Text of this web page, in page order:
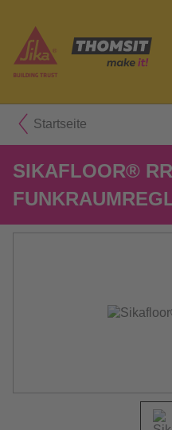
Startseite
SIKAFLOOR®